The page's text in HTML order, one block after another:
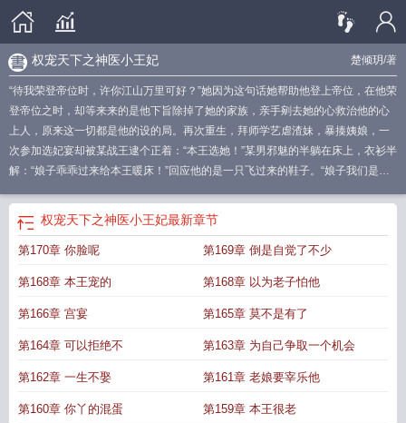
楚倾玥/著
权宠天下之神医小王妃
“待我荣登帝位时，许你江山万里可好？”她因为这句话她帮助他登上帝位，在他荣
登帝位之时，却等来来的是他下旨除掉了她的家族，亲手剜去她的心救治他的心
上人，原来这一切都是他的设的局。再次重生，拜师学艺虐渣妹，暴揍姨娘，一
次参加选妃宴却被某战王逮个正着：“本王选她！”某男邪魅的半躺在床上，衣衫半
解：“娘子乖乖过来给本王暖床！”回应他的是一只飞过来的鞋子。“娘子我们是不
王……如果您喜欢权倾天下：神医小狂妃，别忘记分享给朋友.
妃全文免费阅读
下权倾天下神医小毒妃 权宠天下神医小毒妃全文免费阅读权倾天下神医小狂妃
文免费阅读 权宠天下神医小 权倾天下神医小狂妃免费阅读 神医嫡妃权倾天
下权倾天下神医小毒妃全文免费阅读 神医娘亲权倾天下神医毒妃权倾天下完整
小五神医狂妃之权倾天下 神医权倾天下简介神医毒妃权倾天下全文免费
娘亲权倾天下全文免费阅读
神医毒妃权倾天下免费阅读神医医妃权倾天下全文
下神医小狂妃权宠天下神医小毒妃 权宠天下神医小毒妃 最新章节 无弹窗
权宠天下之神医小王妃最新章节
第170章 你脸呢 第169章 倒是自觉了不少
第168章 本王宠的 第168章 以为老子怕他
第166章 宫宴 第165章 莫不是有了
第164章 可以拒绝不 第163章 为自己争取一个机会
第162章 一生不娶 第161章 老娘要宰乐他
第160章 你丫的混蛋 第159章 本王很老